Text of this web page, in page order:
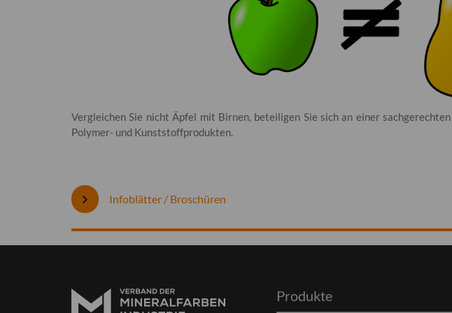
Vergleichen Sie nicht Äpfel mit Birnen, beteiligen Sie sich an einer
Polymer- und Kunststoffprodukten.
Infoblätter / Broschüren
Produkte